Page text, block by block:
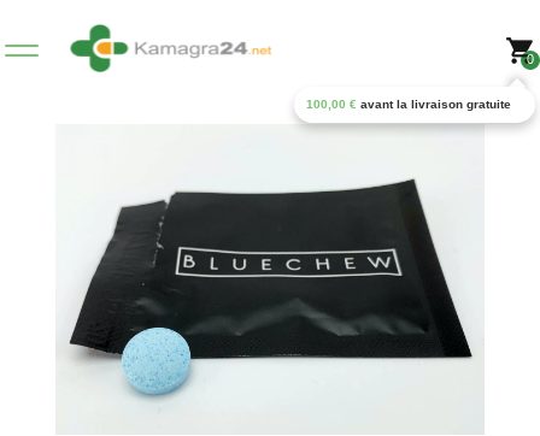
0
100,00 € avant la livraison gratuite